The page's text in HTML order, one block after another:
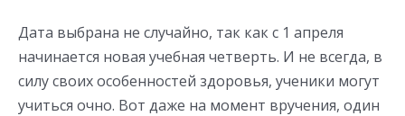
Дата выбрана не случайно, так как с 1 апреля
начинается новая учебная четверть. И не всегда, в
силу своих особенностей здоровья, ученики могут
учиться очно. Вот даже на момент вручения, один